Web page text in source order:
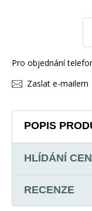
Pro objednání
Zaslat e-mailem
POPIS
HLÍDÁNÍ
RECENZE